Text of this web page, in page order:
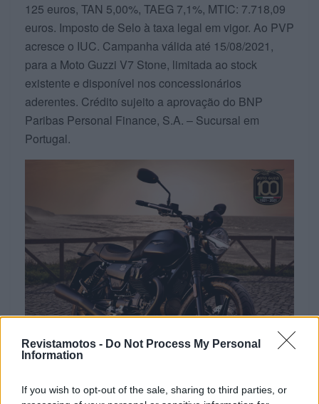
Revistamotos - Do Not Process My Personal
Information
If you wish to opt-out of the sale, sharing to third parties, or
125 euros, TAN 5,00%, TAEG 7,1%, MTIC: 7.718,09
euros. Imposto de Selo à taxa legal em vigor. Ao PVP
acresce o IUC. Campanha válida até 15/08/2021,
para a Moto Guzzi V7 Stone, limitada ao stock
existente e disponível nos concessionários
aderentes. Crédito sujeito a aprovação do BNP
Paribas Personal Finance, S.A. – Sucursal em
Portugal.